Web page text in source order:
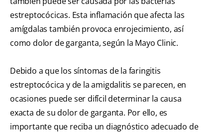
estreptocócicas. Esta inflamación que afecta las
amígdalas también provoca enrojecimiento, así
como dolor de garganta, según la Mayo Clinic.
Debido a que los síntomas de la faringitis
estreptocócica y de la amigdalitis se parecen, en
ocasiones puede ser difícil determinar la causa
exacta de su dolor de garganta. Por ello, es
importante que reciba un diagnóstico adecuado de